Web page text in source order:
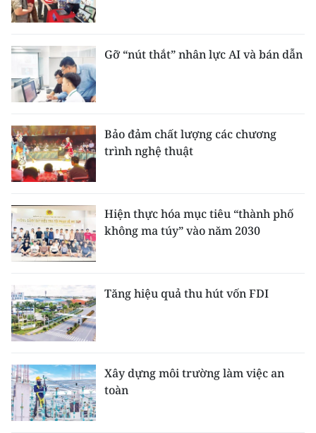
Gỡ “nút thắt” nhân lực AI và bán dẫn
Bảo đảm chất lượng các chương
trình nghệ thuật
Hiện thực hóa mục tiêu “thành phố
không ma túy” vào năm 2030
Tăng hiệu quả thu hút vốn FDI
Xây dựng môi trường làm việc an
toàn